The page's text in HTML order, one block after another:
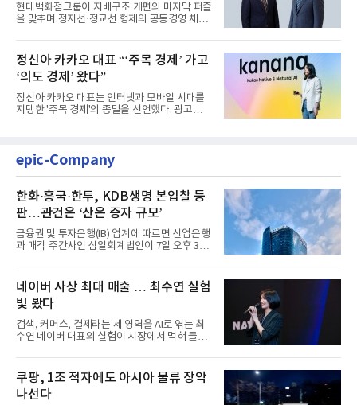
현대백화점그룹이 지배구조 개편의 마지막 퍼즐
을 맞추며 정지선·정교선 형제의 공동경영 체제
정신아 카카오 대표 “‘주목 경제’ 가고
‘의도 경제’ 왔다”
정신아 카카오 대표는 인터넷과 모바일 시대를
지탱한 '주목 경제'의 종말을 선언했다. 광고를
epic-Company
한화·흥국·한투, KDB생명 본입찰 등
판…관건은 ‘산은 증자 규모’
금융권 및 투자은행(IB) 업계에 따르면 산업은행
과 매각 주간사인 삼일회계법인이 7일 오후 3시
네이버 사상 최대 매출 … 최수연 실험
빛 봤다
검색, 커머스, 결제라는 세 영역을 AI로 엮는 최
수연 네이버 대표의 실험이 시장에서 먹혀 들어
쿠팡, 1조 적자에도 아시아 물류 장악
나선다